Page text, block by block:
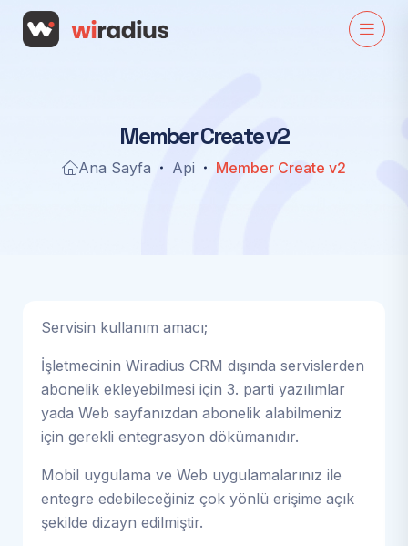
MemberCreatev2
Ana Sayfa Api Member Create v2
Servisin kullanım amacı;
İşletmecinin Wiradius CRM dışında servislerden
abonelik ekleyebilmesi için 3. parti yazılımlar
yada Web sayfanızdan abonelik alabilmeniz
için gerekli entegrasyon dökümanıdır.
Mobil uygulama ve Web uygulamalarınız ile
entegre edebileceğiniz çok yönlü erişime açık
şekilde dizayn edilmiştir.